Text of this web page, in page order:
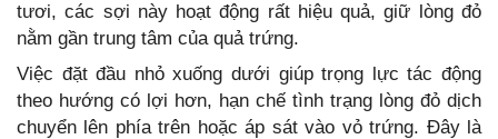
tươi, các sợi này hoạt động rất hiệu quả, giữ lòng đỏ
nằm gần trung tâm của quả trứng.
Việc đặt đầu nhỏ xuống dưới giúp trọng lực tác động
theo hướng có lợi hơn, hạn chế tình trạng lòng đỏ dịch
chuyển lên phía trên hoặc áp sát vào vỏ trứng. Đây là